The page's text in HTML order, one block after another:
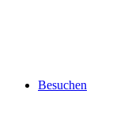
Besuchen